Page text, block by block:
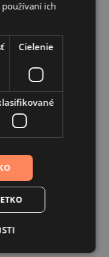
ich
Cielenie